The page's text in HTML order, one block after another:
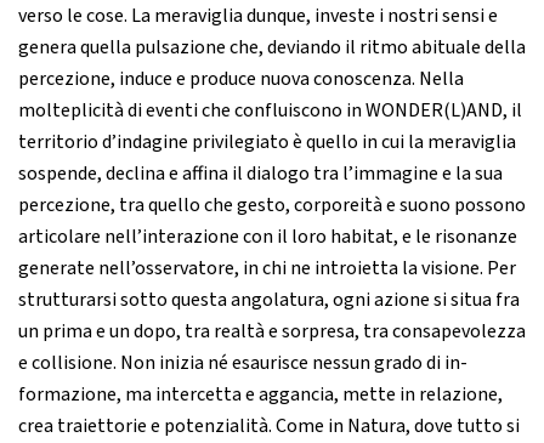
verso le cose. La meraviglia dunque, investe i nostri sensi e
genera quella pulsazione che, deviando il ritmo abituale della
percezione, induce e produce nuova conoscenza. Nella
molteplicità di eventi che confluiscono in WONDER(L)AND, il
territorio d’indagine privilegiato è quello in cui la meraviglia
sospende, declina e affina il dialogo tra l’immagine e la sua
percezione, tra quello che gesto, corporeità e suono possono
articolare nell’interazione con il loro habitat, e le risonanze
generate nell’osservatore, in chi ne introietta la visione. Per
strutturarsi sotto questa angolatura, ogni azione si situa fra
un prima e un dopo, tra realtà e sorpresa, tra consapevolezza
e collisione. Non inizia né esaurisce nessun grado di in-
formazione, ma intercetta e aggancia, mette in relazione,
crea traiettorie e potenzialità. Come in Natura, dove tutto si